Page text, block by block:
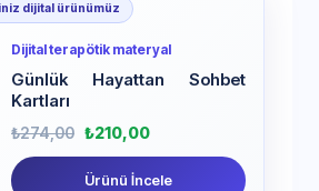
dijital ürünümüz
Dijital terapötik materyal
Günlük Hayattan Sohbet
Kartları
₺274,00 ₺210,00
Ürünü İncele